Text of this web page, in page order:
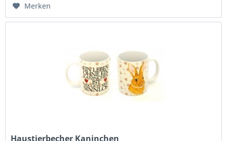
Merken
Haustierbecher Kaninchen